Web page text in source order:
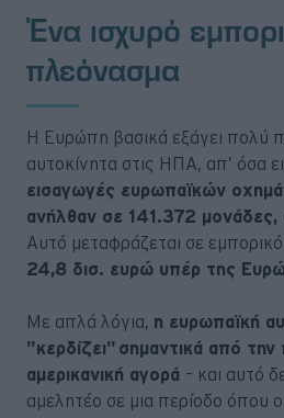
Ένα ισχυρό
πλεόνασμα
Η Ευρώπη βασικά εξάγει πολύ
αυτοκίνητα στις ΗΠΑ, απ’ όσα
εισαγωγές ευρωπαϊκών
ανήλθαν σε 141.372 μονάδες,
Αυτό μεταφράζεται σε
24,8 δισ. ευρώ υπέρ της
Με απλά λόγια, η ευρωπαϊκή
"κερδίζει" σημαντικά από
αμερικανική αγορά – και αυτό
αμελητέο σε μια περίοδο όπου